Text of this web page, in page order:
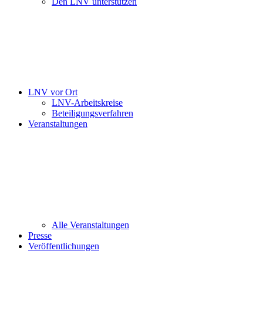
LNV vor Ort
LNV-Arbeitskreise
Beteiligungsverfahren
Veranstaltungen
Alle Veranstaltungen
Presse
Veröffentlichungen